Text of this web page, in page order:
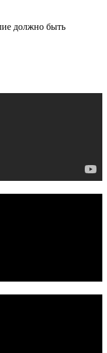
должно быть